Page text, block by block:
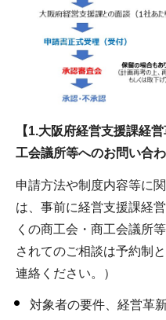
【1.大阪府経営支援課経
工会議所等へのお問い合わ
申請方法や制度内容等に
は、事前に経営支援課経
くの商工会・商工会議所
されてのご相談は予約制
連絡ください。）
対象者の要件、経営革